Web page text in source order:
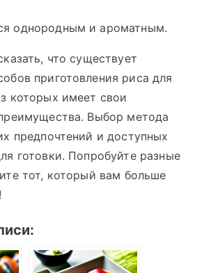
однородным и ароматным.
что существует
приготовления риса для
которых имеет свои
Выбор метода
предпочтений и доступных
готовки. Попробуйте разные
тот, который вам больше